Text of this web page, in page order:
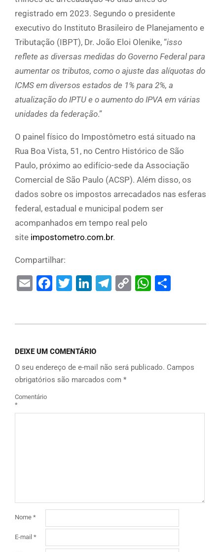
registrado em 2023. Segundo o presidente
executivo do Instituto Brasileiro de Planejamento e
Tributação (IBPT), Dr. João Eloi Olenike, “isso
reflete as diversas medidas do Governo Federal para
aumentar os tributos, como o ajuste das alíquotas do
ICMS em diversos estados de 1% para 2%, a
atualização do IPTU e o aumento do IPVA em várias
unidades da federação.”
O painel físico do Impostômetro está situado na
Rua Boa Vista, 51, no Centro Histórico de São
Paulo, próximo ao edifício-sede da Associação
Comercial de São Paulo (ACSP). Além disso, os
dados sobre os impostos arrecadados nas esferas
federal, estadual e municipal podem ser
acompanhados em tempo real pelo
site impostometro.com.br.
Compartilhar:
EmailFacebook
Twitter
LinkedIn
Telegram
Copy
DEIXE UM COMENTÁRIO
O seu endereço de e-mail não será publicado. Campos
obrigatórios são marcados com *
Comentário
*
Nome *
E-mail *